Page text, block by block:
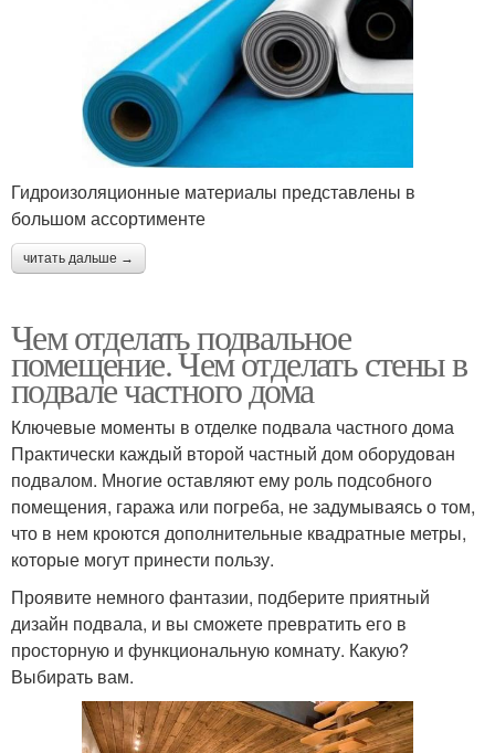
Гидроизоляционные материалы представлены в
большом ассортименте
читать дальше →
Чем отделать подвальное
помещение. Чем отделать стены в
подвале частного дома
Ключевые моменты в отделке подвала частного дома
Практически каждый второй частный дом оборудован
подвалом. Многие оставляют ему роль подсобного
помещения, гаража или погреба, не задумываясь о том,
что в нем кроются дополнительные квадратные метры,
которые могут принести пользу.
Проявите немного фантазии, подберите приятный
дизайн подвала, и вы сможете превратить его в
просторную и функциональную комнату. Какую?
Выбирать вам.